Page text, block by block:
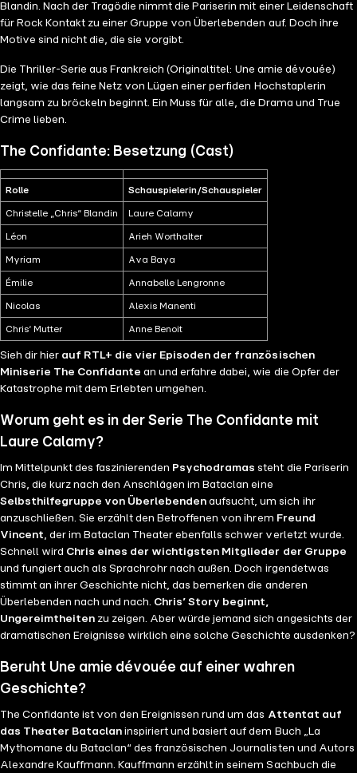
Blandin. Nach der Tragödie nimmt die Pariserin mit einer Leidenschaft
für Rock Kontakt zu einer Gruppe von Überlebenden auf. Doch ihre
Motive sind nicht die, die sie vorgibt.
Die Thriller-Serie aus Frankreich (Originaltitel: Une amie dévouée)
zeigt, wie das feine Netz von Lügen einer perfiden Hochstaplerin
langsam zu bröckeln beginnt. Ein Muss für alle, die Drama und True
Crime lieben.
The Confidante: Besetzung (Cast)
Rolle Schauspielerin/Schauspieler
Christelle „Chris“ Blandin Laure Calamy
Léon Arieh Worthalter
Myriam Ava Baya
Émilie Annabelle Lengronne
Nicolas Alexis Manenti
Chris‘ Mutter Anne Benoit
Sieh dir hier auf RTL+ die vier Episoden der französischen
Miniserie The Confidante an und erfahre dabei, wie die Opfer der
Katastrophe mit dem Erlebten umgehen.
Worum geht es in der Serie The Confidante mit
Laure Calamy?
Im Mittelpunkt des faszinierenden Psychodramas steht die Pariserin
Chris, die kurz nach den Anschlägen im Bataclan eine
Selbsthilfegruppe von Überlebenden aufsucht, um sich ihr
anzuschließen. Sie erzählt den Betroffenen von ihrem Freund
Vincent, der im Bataclan Theater ebenfalls schwer verletzt wurde.
Schnell wird Chris eines der wichtigsten Mitglieder der Gruppe
und fungiert auch als Sprachrohr nach außen. Doch irgendetwas
stimmt an ihrer Geschichte nicht, das bemerken die anderen
Überlebenden nach und nach. Chris’ Story beginnt,
Ungereimtheiten zu zeigen. Aber würde jemand sich angesichts der
dramatischen Ereignisse wirklich eine solche Geschichte ausdenken?
Beruht Une amie dévouée auf einer wahren
Geschichte?
The Confidante ist von den Ereignissen rund um das Attentat auf
das Theater Bataclan inspiriert und basiert auf dem Buch „La
Mythomane du Bataclan“ des französischen Journalisten und Autors
Alexandre Kauffmann. Kauffmann erzählt in seinem Sachbuch die